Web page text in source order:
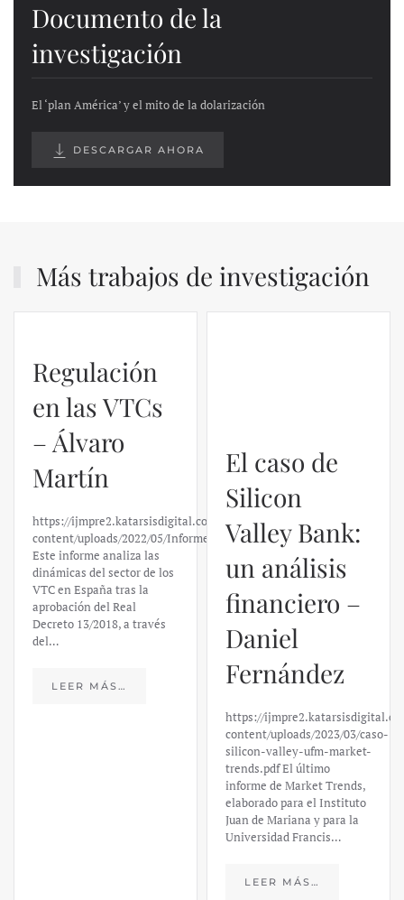
Documento de la
investigación
El ‘plan América’ y el mito de la dolarización
DESCARGAR AHORA
Más trabajos de investigación
Regulación
en las VTCs
– Álvaro
Martín
https://ijmpre2.katarsisdigital.com/wp-
content/uploads/2022/05/Informe_sobre_las_VTC.pdf
Este informe analiza las
dinámicas del sector de los
VTC en España tras la
aprobación del Real
Decreto 13/2018, a través
del…
LEER MÁS…
un análisis
financiero –
Daniel
Fernández
https://
content/uploads/2023/03/caso-
silicon-valley-ufm-market-
trends.pdf El último
elaborado para el Instituto
Juan de Mariana y para la
Universidad Francis…
LEER MÁS…